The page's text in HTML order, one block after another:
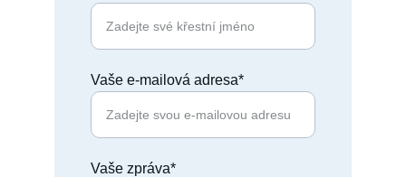
Vaše e-mailová adresa*
Vaše zpráva*